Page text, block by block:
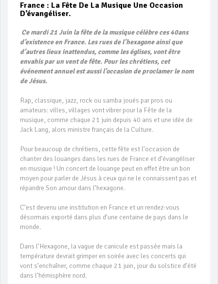
France : La Fête De La Musique Une Occasion
D’évangéliser.
Ce mardi 21 Juin la fête de la musique célèbre ces 40ans
d’existence en France. Les rues de l’hexagone ainsi que
d’autres lieux inattendus, comme les églises, vont être
envahis par un vent de fête. Pour les chrétiens, cet
événement annuel est aussi l’occasion de proclamer le nom
de Jésus.
Rap, classique, jazz, rock ou samba joués par pros ou
amateurs: villes, villages vont vibrer pour la Fête de la
musique, comme chaque 21 juin depuis 40 ans et une idée de
Jack Lang, alors ministre français de la Culture.
Pour beaucoup de chrétiens, cette fête est l’occasion de
chanter des louanges dans les rues de France et d’évangéliser
en musique ! Un concert de louange peut en effet être un bon
moyen pour parler de Jésus à ceux qui ne le connaissent pas et
répandre Son amour dans l’hexagone.
C’est devenu une institution en France et un rendez-vous
désormais exporté dans plus d’une centaine de pays dans le
monde.
Dans l’Hexagone, la vague de canicule est passée mais la
température devrait grimper en soirée avec les concerts qui
vont s’enchaîner, comme chaque 21 juin, jour du solstice d’été
dans l’hémisphère nord.